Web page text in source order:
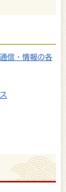
信・情報の各